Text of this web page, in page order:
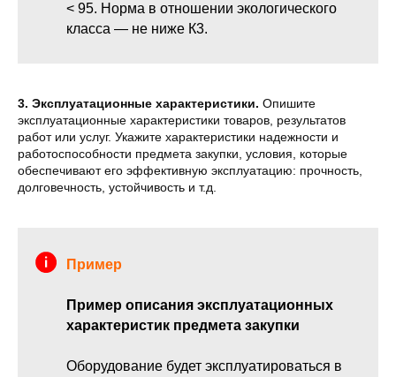
< 95. Норма в отношении экологического
класса — не ниже К3.
3. Эксплуатационные характеристики. Опишите
эксплуатационные характеристики товаров, результатов
работ или услуг. Укажите характеристики надежности и
работоспособности предмета закупки, условия, которые
обеспечивают его эффективную эксплуатацию: прочность,
долговечность, устойчивость и т.д.
Пример
Пример описания эксплуатационных
характеристик предмета закупки
Оборудование будет эксплуатироваться в